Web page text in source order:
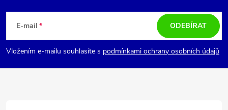
p
a
E-mail
Vložením e-mailu souhlasíte s podmínkami ochrany osobních údajů
ODEBÍRAT